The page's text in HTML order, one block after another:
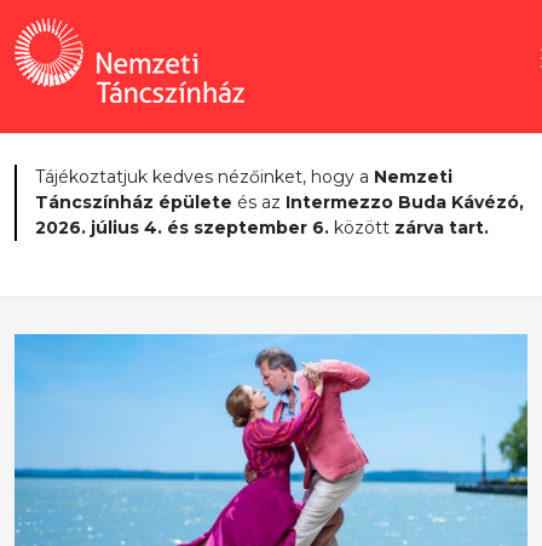
Tájékoztatjuk kedves nézőinket, hogy a Nemzeti
Táncszínház épülete és az Intermezzo Buda Kávézó,
2026. július 4. és szeptember 6. között zárva tart.